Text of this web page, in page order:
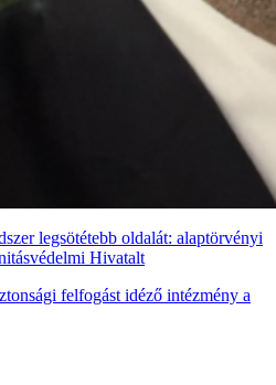
legsötétebb oldalát: alaptörvényi
Hivatalt
felfogást idéző intézmény a